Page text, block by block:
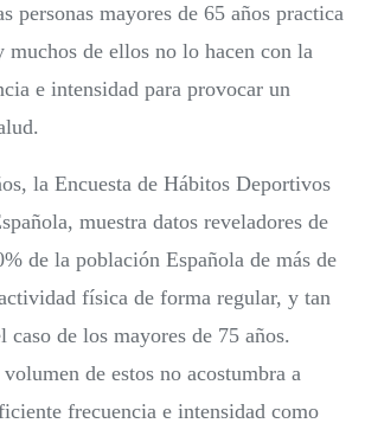
personas mayores de 65 años practica
de ellos no lo hacen con la
e intensidad para provocar un
la Encuesta de Hábitos Deportivos
muestra datos reveladores de
de la población Española de más de
física de forma regular, y tan
caso de los mayores de 75 años.
de estos no acostumbra a
frecuencia e intensidad como